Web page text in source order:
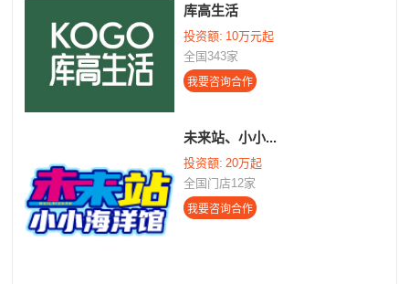
库高生活
投资额: 10万元起
全国343家
未来站、小小...
投资额: 20万起
全国门店12家